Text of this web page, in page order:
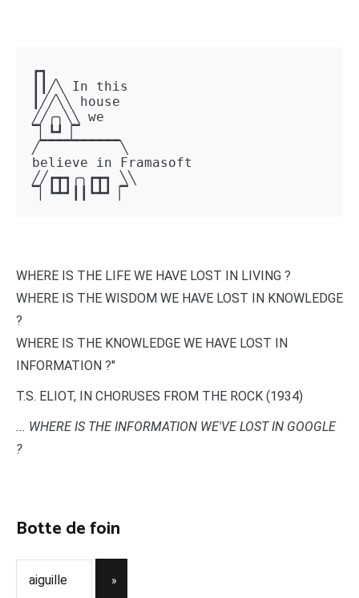
┏┓
┃┃╱╲ In this
┃╱╱╲╲ house
╱╱╭╮╲╲ we
▔▏┗┛▕▔
╱▔▔▔▔▔▔▔▔▔▔╲
believe in Framasoft
╱╱┏┳┓╭╮┏┳┓ ╲╲
▔▏┗┻┛┃┃┗┻┛▕▔
WHERE IS THE LIFE WE HAVE LOST IN LIVING ?
WHERE IS THE WISDOM WE HAVE LOST IN KNOWLEDGE
?
WHERE IS THE KNOWLEDGE WE HAVE LOST IN
INFORMATION ?"
T.S. ELIOT, IN CHORUSES FROM THE ROCK (1934)
... WHERE IS THE INFORMATION WE'VE LOST IN GOOGLE
?
Botte de foin